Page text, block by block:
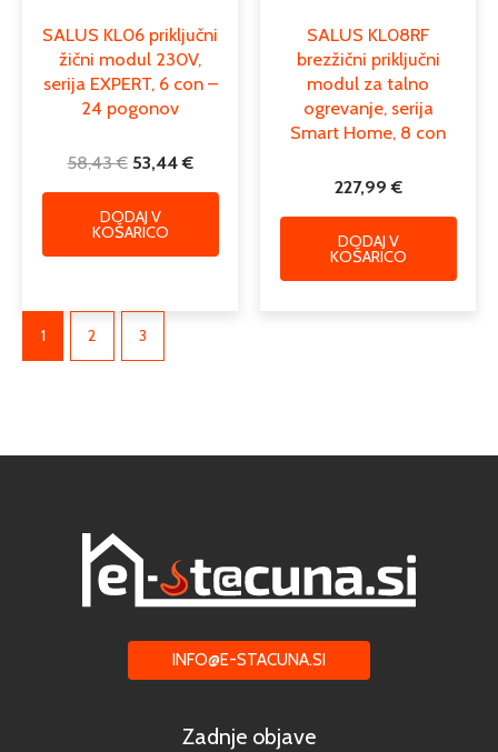
SALUS KL06 priključni
žični modul 230V,
serija EXPERT, 6 con –
24 pogonov
58,43€ 53,44€
DODAJ V
KOŠARICO
SALUS KL08RF
brezžični priključni
modul za talno
ogrevanje, serija
Smart Home, 8 con
227,99€
DODAJ V
KOŠARICO
1 2 3
INFO@E-STACUNA.SI
Zadnje objave